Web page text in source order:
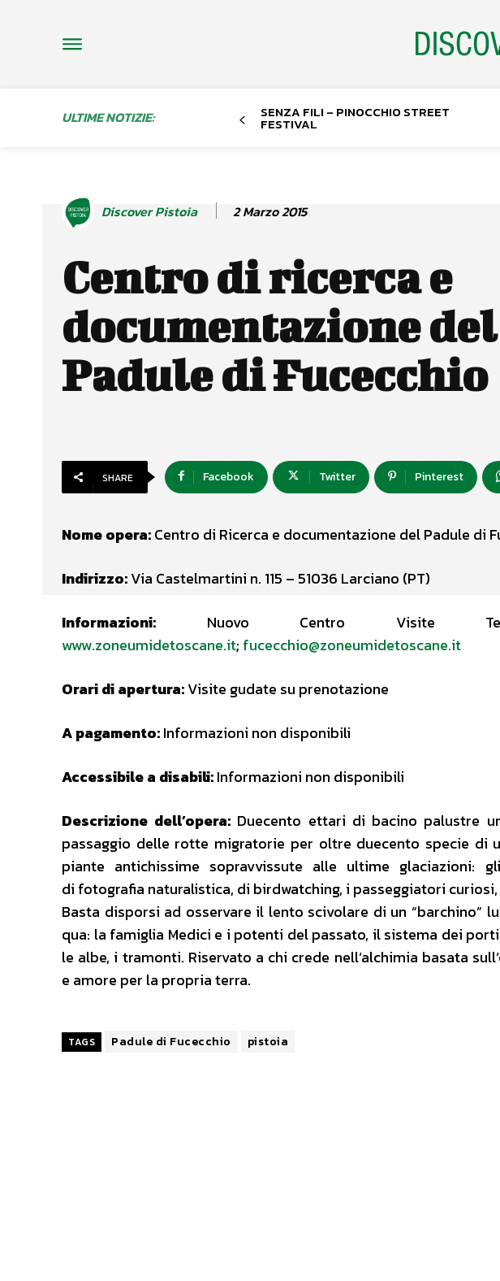
ULTIME NOTIZIE: SENZA FILI – PINOCCHIO STREET
FESTIVAL
Discover Pistoia 2 Marzo 2015
Centro di ricerca e
documentazione del
Padule di Fucecchio
SHARE Facebook Twitter Pinterest
Nome opera:Centro di Ricerca e documentazione del Padule di
Indirizzo:Via Castelmartini n. 115 – 51036 Larciano (PT)
Informazioni: Nuovo Centro Visite
www.zoneumidetoscane.it; fucecchio@zoneumidetoscane.it
Orari di apertura:Visite gudate su prenotazione
A pagamento:Informazioni non disponibili
Accessibile a disabili:Informazioni non disponibili
Descrizione dell’opera: Duecento ettari di bacino palustre
passaggio delle rotte migratorie per oltre duecento specie di
piante antichissime sopravvissute alle ultime glaciazioni:
di fotografia naturalistica, di birdwatching, i passeggiatori
Basta disporsi ad osservare il lento scivolare di un “barchino”
qua: la famiglia Medici e i potenti del passato, il sistema dei
le albe, i tramonti. Riservato a chi crede nell’alchimia basata
e amore per la propria terra.
TAGS Padule di Fucecchio pistoia